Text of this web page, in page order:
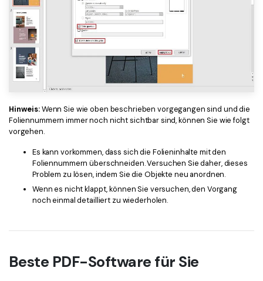
Hinweis:Wenn Sie wie oben beschrieben vorgegangen sind und die
Foliennummern immer noch nicht sichtbar sind, können Sie wie folgt
vorgehen.
Es kann vorkommen, dass sich die Folieninhalte mit den
Foliennummern überschneiden. Versuchen Sie daher, dieses
Problem zu lösen, indem Sie die Objekte neu anordnen.
Wenn es nicht klappt, können Sie versuchen, den Vorgang
noch einmal detailliert zu wiederholen.
Beste PDF-Software für Sie